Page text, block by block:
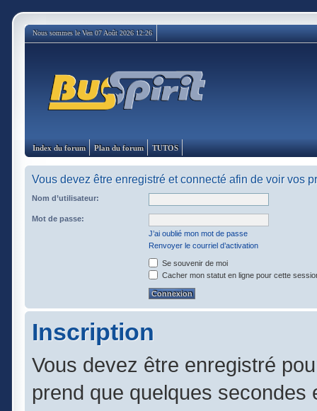
Nous sommes le Ven 07 Août 2026 12:26
Index du forum Plan du forum TUTOS
Vous devez être enregistré et connecté afin de voir vos
Nom d’utilisateur:
Mot de passe:
J’ai oublié mon mot de passe
Renvoyer le courriel d’activation
Se souvenir de moi
Cacher mon statut en ligne pour cette
Inscription
Vous devez être enregistré
prend que quelques